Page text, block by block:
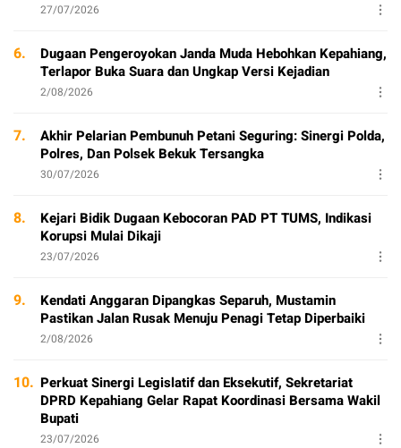
27/07/2026
6.
Dugaan Pengeroyokan Janda Muda Hebohkan Kepahiang,
Terlapor Buka Suara dan Ungkap Versi Kejadian
2/08/2026
7.
Akhir Pelarian Pembunuh Petani Seguring: Sinergi Polda,
Polres, Dan Polsek Bekuk Tersangka
30/07/2026
8.
Kejari Bidik Dugaan Kebocoran PAD PT TUMS, Indikasi
Korupsi Mulai Dikaji
23/07/2026
9.
Kendati Anggaran Dipangkas Separuh, Mustamin
Pastikan Jalan Rusak Menuju Penagi Tetap Diperbaiki
2/08/2026
10. Perkuat Sinergi Legislatif dan Eksekutif, Sekretariat
DPRD Kepahiang Gelar Rapat Koordinasi Bersama Wakil
Bupati
23/07/2026